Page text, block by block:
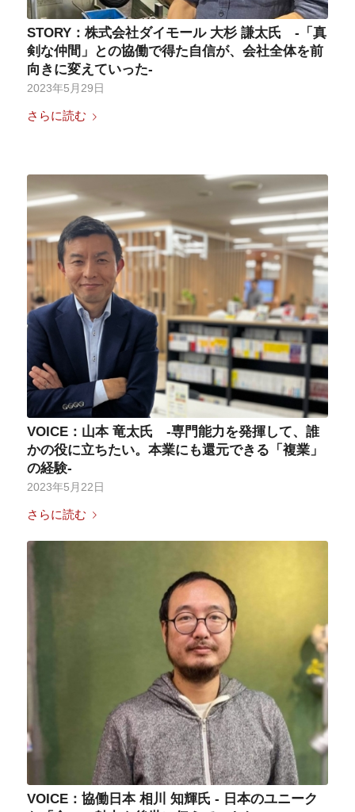
STORY：株式会社ダイモール 大杉 謙太氏 -「真
剣な仲間」との協働で得た自信が、会社全体を前
向きに変えていった-
2023年5月29日
さらに読む
VOICE：山本 竜太氏 -専門能力を発揮して、誰
かの役に立ちたい。本業にも還元できる「複業」
の経験-
2023年5月22日
さらに読む
VOICE：協働日本 相川 知輝氏 - 日本のユニーク